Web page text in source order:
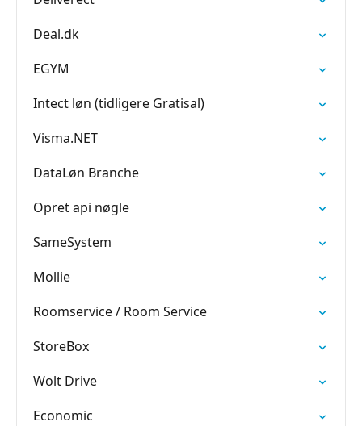
Deal.dk
EGYM
Intect løn (tidligere Gratisal)
Visma.NET
DataLøn Branche
Opret api nøgle
SameSystem
Mollie
Roomservice / Room Service
StoreBox
Wolt Drive
Economic